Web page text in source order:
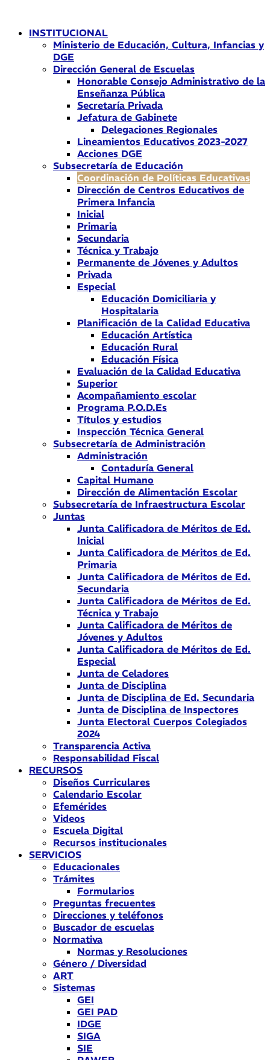
contenidoINSTITUCIONAL
Ministerio de Educación, Cultura, Infancias y
DGE
Dirección General de Escuelas
Honorable Consejo Administrativo de la
Enseñanza Pública
Secretaría Privada
Jefatura de Gabinete
Delegaciones Regionales
Lineamientos Educativos 2023-2027
Acciones DGE
Subsecretaría de Educación
Coordinación de Políticas Educativas
Dirección de Centros Educativos de
Primera Infancia
Inicial
Primaria
Secundaria
Técnica y Trabajo
Permanente de Jóvenes y Adultos
Privada
Especial
Educación Domiciliaria y
Hospitalaria
Planificación de la Calidad Educativa
Educación Artística
Educación Rural
Educación Física
Evaluación de la Calidad Educativa
Superior
Acompañamiento escolar
Programa P.O.D.Es
Títulos y estudios
Inspección Técnica General
Subsecretaría de Administración
Administración
Contaduría General
Capital Humano
Dirección de Alimentación Escolar
Subsecretaría de Infraestructura Escolar
Juntas
Junta Calificadora de Méritos de Ed.
Inicial
Junta Calificadora de Méritos de Ed.
Primaria
Junta Calificadora de Méritos de Ed.
Secundaria
Junta Calificadora de Méritos de Ed.
Técnica y Trabajo
Junta Calificadora de Méritos de
Jóvenes y Adultos
Junta Calificadora de Méritos de Ed.
Especial
Junta de Celadores
Junta de Disciplina
Junta de Disciplina de Ed. Secundaria
Junta de Disciplina de Inspectores
Junta Electoral Cuerpos Colegiados
2024
Transparencia Activa
Responsabilidad Fiscal
RECURSOS
Diseños Curriculares
Calendario Escolar
Efemérides
Videos
Escuela Digital
Recursos institucionales
SERVICIOS
Educacionales
Trámites
Formularios
Preguntas frecuentes
Direcciones y teléfonos
Buscador de escuelas
Normativa
Normas y Resoluciones
Género / Diversidad
ART
Sistemas
GEI
GEI PAD
IDGE
SIGA
SIE